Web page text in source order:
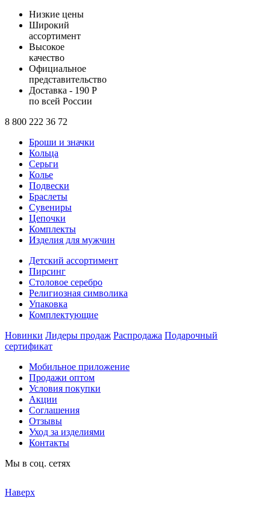
Низкие цены
Широкий
ассортимент
Высокое
качество
Официальное
представительство
Доставка - 190 Р
по всей России
8 800 222 36 72
Броши и значки
Кольца
Серьги
Колье
Подвески
Браслеты
Сувениры
Цепочки
Комплекты
Изделия для мужчин
Детский ассортимент
Пирсинг
Столовое серебро
Религиозная символика
Упаковка
Комплектующие
Новинки Лидеры продаж Распродажа Подарочный
сертификат
Мобильное приложение
Продажи оптом
Условия покупки
Акции
Соглашения
Отзывы
Уход за изделиями
Контакты
Мы в соц. сетях
Наверх